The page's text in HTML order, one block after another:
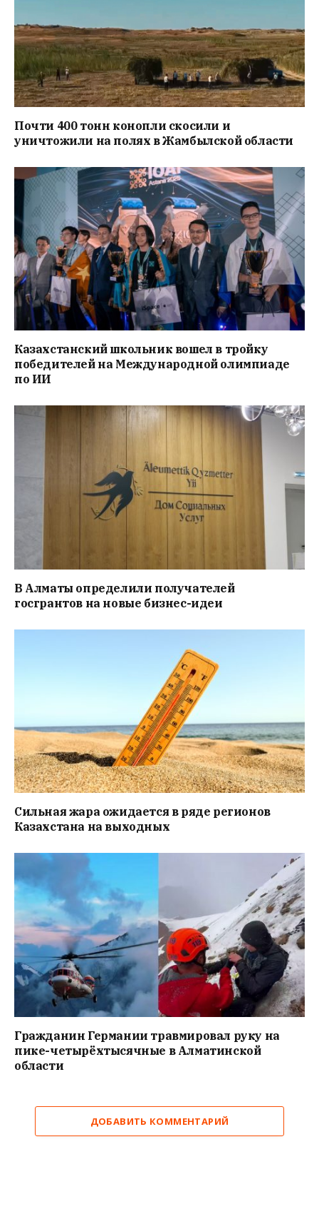
Почти 400 тонн конопли скосили и
уничтожили на полях в Жамбылской области
Казахстанский школьник вошел в тройку
победителей на Международной олимпиаде
по ИИ
В Алматы определили получателей
госгрантов на новые бизнес-идеи
Сильная жара ожидается в ряде регионов
Казахстана на выходных
Гражданин Германии травмировал руку на
пике-четырёхтысячные в Алматинской
области
ДОБАВИТЬ КОММЕНТАРИЙ